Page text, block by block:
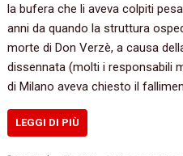
la bufera che li aveva colpiti
anni da quando la struttura
morte di Don Verzè, a causa
dissennata (molti i responsabili
di Milano aveva chiesto il
LEGGI DI PIÙ